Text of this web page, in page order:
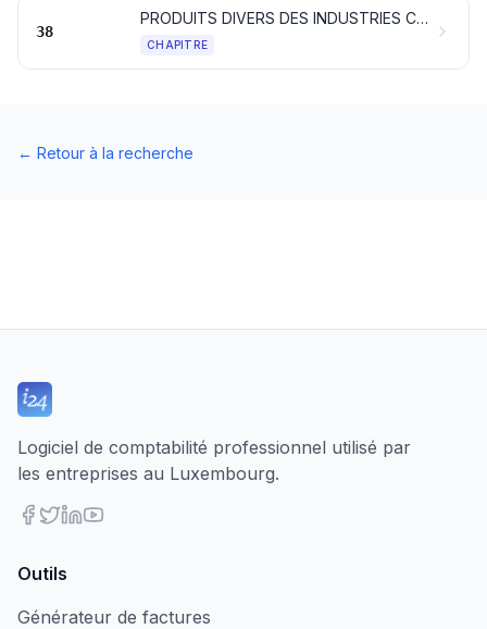
38
PRODUITS DIVERS DES INDUSTRIES CHIMIQUES
CHAPITRE
← Retour à la recherche
Logiciel de comptabilité professionnel utilisé par
les entreprises au Luxembourg.
Outils
Générateur de factures